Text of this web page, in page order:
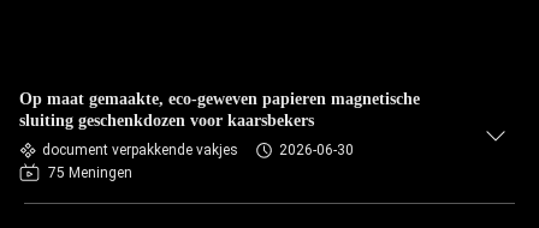
Op maat gemaakte, eco-geweven papieren magnetische
sluiting geschenkdozen voor kaarsbekers
document verpakkende vakjes
2026-06-30
75 Meningen